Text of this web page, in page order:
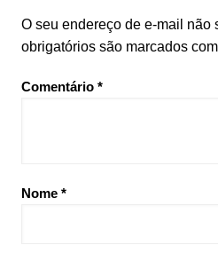
O seu endereço de e-mail não
obrigatórios são marcados com
Comentário *
Nome *